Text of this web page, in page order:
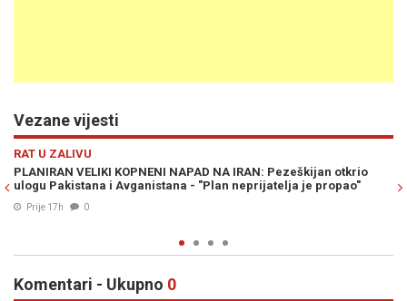
Vezane vijesti
RAT U ZALIVU
NOVE IRANSKE RAKETE MIJENJAJU RAT: Larry Johnson tvrdi
iza velikog preokreta stoje Kina i Rusija
Prije 20h
Komentari - Ukupno 0